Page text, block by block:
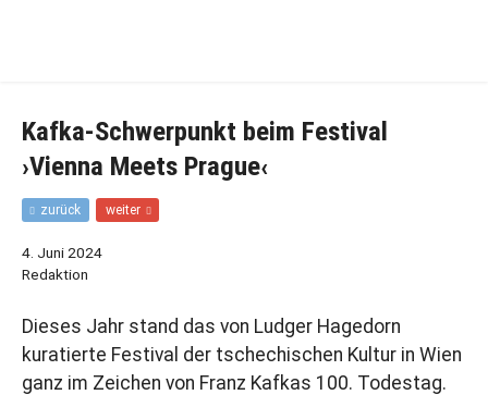
Kafka-Schwerpunkt beim Festival
›Vienna Meets Prague‹
zurück
ü
e
r
B
e
weiter
N
e
r
B
e
4. Juni 2024
Redaktion
Dieses Jahr stand das von Ludger Hagedorn
kuratierte Festival der tschechischen Kultur in Wien
ganz im Zeichen von Franz Kafkas 100. Todestag.